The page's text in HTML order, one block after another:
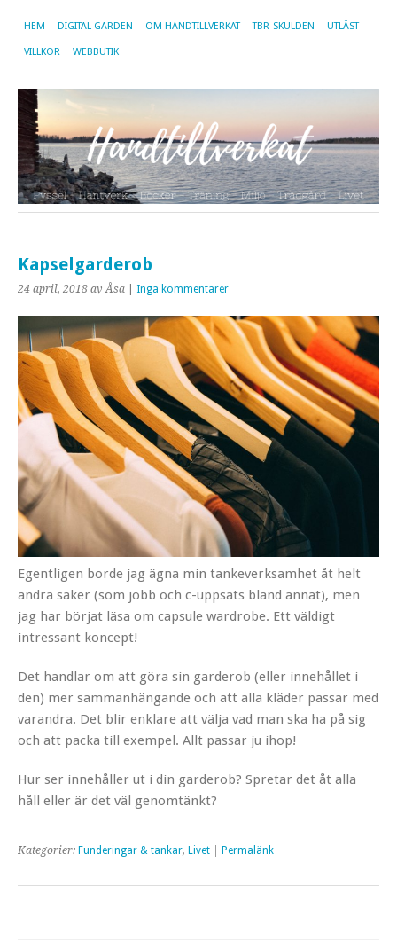
HEM DIGITAL GARDEN OM HANDTILLVERKAT TBR-SKULDEN UTLÄST
VILLKOR WEBBUTIK
Kapselgarderob
24 april, 2018 av Åsa Inga kommentarer
Egentligen borde jag ägna min tankeverksamhet åt helt
andra saker (som jobb och c-uppsats bland annat), men
jag har börjat läsa om capsule wardrobe. Ett väldigt
intressant koncept!
Det handlar om att göra sin garderob (eller innehållet i
den) mer sammanhängande och att alla kläder passar med
varandra. Det blir enklare att välja vad man ska ha på sig
och att packa till exempel. Allt passar ju ihop!
Hur ser innehåller ut i din garderob? Spretar det åt alla
håll eller är det väl genomtänkt?
Kategorier: Funderingar & tankar, Livet Permalänk